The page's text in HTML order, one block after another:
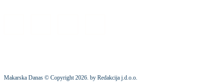
Makarska Danas © Copyright2026. by Redakcija j.d.o.o.